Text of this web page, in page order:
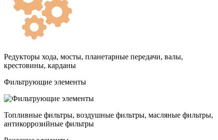
Редукторы хода, мосты, планетарные передачи, валы,
крестовины, карданы
Фильтрующие элементы
Топливные фильтры, воздушные фильтры, масляные фильтры,
антикоррозийные фильтры